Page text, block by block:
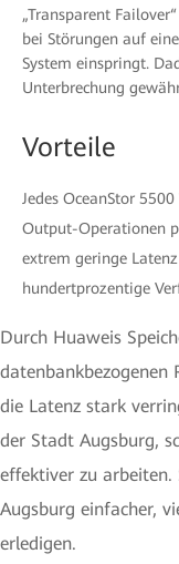
„Transparent
bei Störungen auf
System einspringt.
Unterbrechung
Vorteile
Jedes OceanStor
Output-Operationen
extrem geringe
hundertprozentige
Durch Huaweis
datenbankbezogenen
die Latenz stark
der Stadt Augsburg,
effektiver zu
Augsburg einfacher,
erledigen.